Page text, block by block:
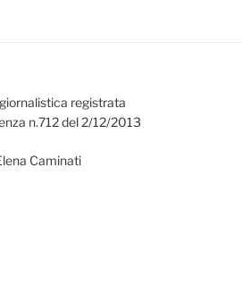
registrata
n.712 del 2/12/2013
Caminati